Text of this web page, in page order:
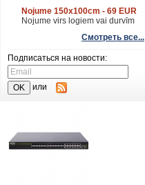
Nojume 150x100cm - 69 EUR
Nojume virs logiem vai durvīm
Смотреть все...
Подписаться на новости:
или